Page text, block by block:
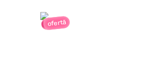
ofertă